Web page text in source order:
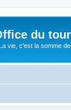
du
vie, c'est la somme